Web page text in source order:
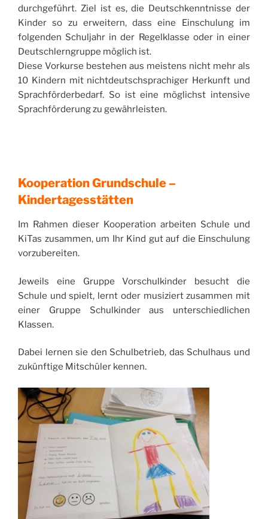
durchgeführt. Ziel ist es, die Deutschkenntnisse der
Kinder so zu erweitern, dass eine Einschulung im
folgenden Schuljahr in der Regelklasse oder in einer
Deutschlerngruppe möglich ist.
Diese Vorkurse bestehen aus meistens nicht mehr als
10 Kindern mit nichtdeutschsprachiger Herkunft und
Sprachförderbedarf. So ist eine möglichst intensive
Sprachförderung zu gewährleisten.
Kooperation Grundschule –
Kindertagesstätten
Im Rahmen dieser Kooperation arbeiten Schule und
KiTas zusammen, um Ihr Kind gut auf die Einschulung
vorzubereiten.
Jeweils eine Gruppe Vorschulkinder besucht die
Schule und spielt, lernt oder musiziert zusammen mit
einer Gruppe Schulkinder aus unterschiedlichen
Klassen.
Dabei lernen sie den Schulbetrieb, das Schulhaus und
zukünftige Mitschüler kennen.